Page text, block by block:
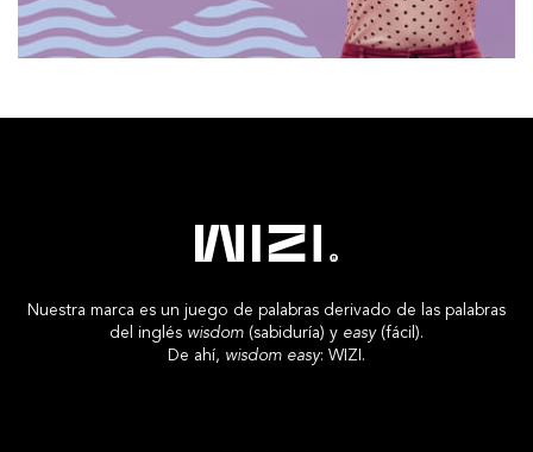
Nuestra marca es un juego de palabras derivado de las palabras
del inglés wisdom (sabiduría) y easy(fácil).
De ahí, wisdom easy: WIZI.